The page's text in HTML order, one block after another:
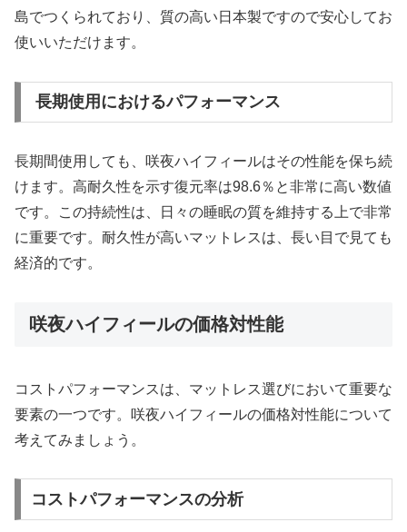
島でつくられており、質の高い日本製ですので安心してお
使いいただけます。
長期使用におけるパフォーマンス
長期間使用しても、咲夜ハイフィールはその性能を保ち続
けます。高耐久性を示す復元率は98.6％と非常に高い数値
です。この持続性は、日々の睡眠の質を維持する上で非常
に重要です。耐久性が高いマットレスは、長い目で見ても
経済的です。
咲夜ハイフィールの価格対性能
コストパフォーマンスは、マットレス選びにおいて重要な
要素の一つです。咲夜ハイフィールの価格対性能について
考えてみましょう。
コストパフォーマンスの分析